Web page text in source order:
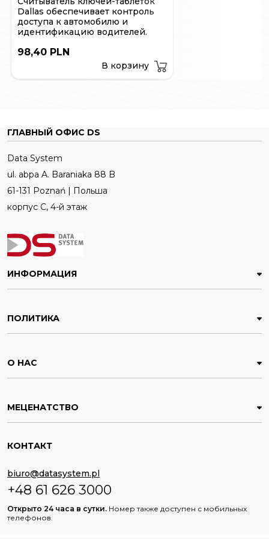
Dallas обеспечивает контроль
доступа к автомобилю и
идентификацию водителей.
98,40 PLN
В корзину
ГЛАВНЫЙ ОФИС DS
Data System
ul. abpa A. Baraniaka 88 B
61-131 Poznań | Польша
корпус C, 4-й этаж
ИНФОРМАЦИЯ
ПОЛИТИКА
О НАС
МЕЦЕНАТСТВО
КОНТАКТ
biuro@datasystem.pl
+48 61 626 3000
Открыто 24 часа в сутки. Номер также доступен с мобильных
телефонов.